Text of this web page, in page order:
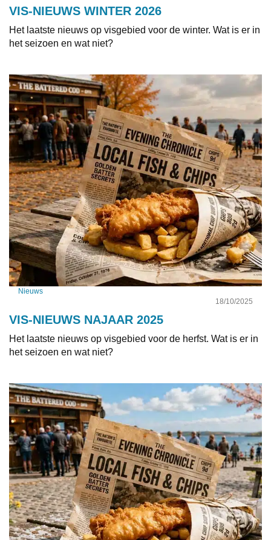
VIS-NIEUWS WINTER 2026
Het laatste nieuws op visgebied voor de winter. Wat is er in
het seizoen en wat niet?
Nieuws
18/10/2025
VIS-NIEUWS NAJAAR 2025
Het laatste nieuws op visgebied voor de herfst. Wat is er in
het seizoen en wat niet?